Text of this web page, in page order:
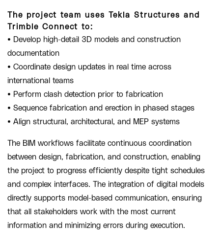
The project team uses Tekla Structures and
Trimble Connect to:
• Develop high-detail 3D models and construction
documentation
• Coordinate design updates in real time across
international teams
• Perform clash detection prior to fabrication
• Sequence fabrication and erection in phased stages
• Align structural, architectural, and MEP systems
The BIM workflows facilitate continuous coordination
between design, fabrication, and construction, enabling
the project to progress efficiently despite tight schedules
and complex interfaces. The integration of digital models
directly supports model-based communication, ensuring
that all stakeholders work with the most current
information and minimizing errors during execution.